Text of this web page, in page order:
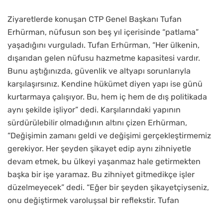
Ziyaretlerde konuşan CTP Genel Başkanı Tufan
Erhürman, nüfusun son beş yıl içerisinde “patlama”
yaşadığını vurguladı. Tufan Erhürman, “Her ülkenin,
dışarıdan gelen nüfusu hazmetme kapasitesi vardır.
Bunu aştığınızda, güvenlik ve altyapı sorunlarıyla
karşılaşırsınız. Kendine hükümet diyen yapı ise günü
kurtarmaya çalışıyor. Bu, hem iç hem de dış politikada
aynı şekilde işliyor” dedi. Karşılarındaki yapının
sürdürülebilir olmadığının altını çizen Erhürman,
“Değişimin zamanı geldi ve değişimi gerçekleştirmemiz
gerekiyor. Her şeyden şikayet edip aynı zihniyetle
devam etmek, bu ülkeyi yaşanmaz hale getirmekten
başka bir işe yaramaz. Bu zihniyet gitmedikçe işler
düzelmeyecek” dedi. “Eğer bir şeyden şikayetçiyseniz,
onu değiştirmek varoluşsal bir reflekstir. Tufan